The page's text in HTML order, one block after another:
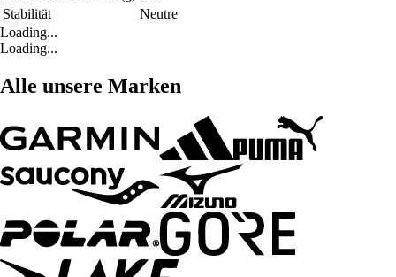
Stabilität
Neutre
Loading...
Loading...
Alle unsere Marken